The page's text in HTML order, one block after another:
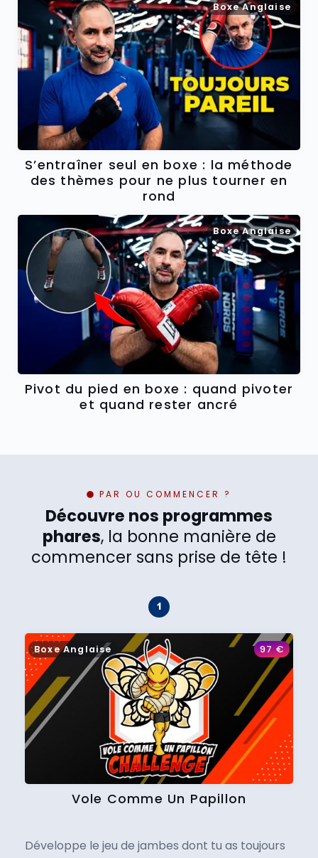
Boxe Anglaise
S’entraîner seul en boxe : la méthode
des thèmes pour ne plus tourner en
rond
Boxe Anglaise
Pivot du pied en boxe : quand pivoter
et quand rester ancré
PAR OU COMMENCER ?
Découvre nos programmes
phares, la bonne manière de
commencer sans prise de tête !
Boxe Anglaise 97€
Vole Comme Un Papillon
Développe le jeu de jambes dont tu as toujours